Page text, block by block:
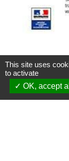
This site uses
to activate
OK, accept all